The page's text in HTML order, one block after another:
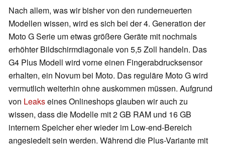
Nach allem, was wir bisher von den runderneuerten
Modellen wissen, wird es sich bei der 4. Generation der
Moto G Serie um etwas größere Geräte mit nochmals
erhöhter Bildschirmdiagonale von 5,5 Zoll handeln. Das
G4 Plus Modell wird vorne einen Fingerabdrucksensor
erhalten, ein Novum bei Moto. Das reguläre Moto G wird
vermutlich weiterhin ohne auskommen müssen. Aufgrund
von Leakseines Onlineshops glauben wir auch zu
wissen, dass die Modelle mit 2 GB RAM und 16 GB
internem Speicher eher wieder im Low-end-Bereich
angesiedelt sein werden. Während die Plus-Variante mit